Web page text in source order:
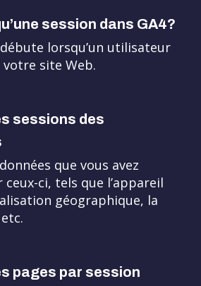
session dans GA4?
lorsqu’un utilisateur
site Web.
sessions des
que vous avez
ceux-ci, tels que l’appareil
géographique, la
pages par session